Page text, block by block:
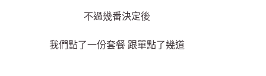
不過幾番決定後
我們點了一份套餐 跟單點了幾道